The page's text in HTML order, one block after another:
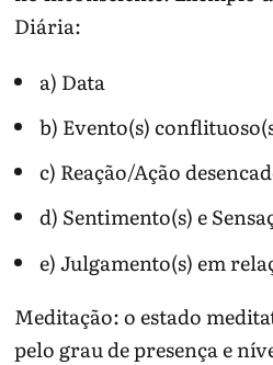
Diária:
a) Data
b) Evento(s)
c) Reação/Ação
d) Sentimento(s) e
e) Julgamento(s) em
Meditação: o estado
pelo grau de presença e